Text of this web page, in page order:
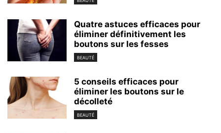
Quatre astuces efficaces pour
éliminer définitivement les
boutons sur les fesses
BEAUTÉ
5 conseils efficaces pour
éliminer les boutons sur le
décolleté
BEAUTÉ